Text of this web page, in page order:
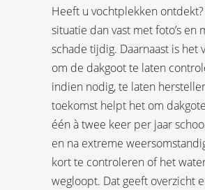
Heeft u vochtplekken
situatie dan vast met foto’s en
schade tijdig. Daarnaast is het
om de dakgoot te laten
indien nodig, te laten
toekomst helpt het om
één à twee keer per jaar
en na extreme
kort te controleren of het
wegloopt. Dat geeft overzicht